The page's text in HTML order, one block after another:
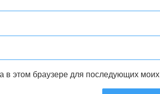
в этом браузере для последующих